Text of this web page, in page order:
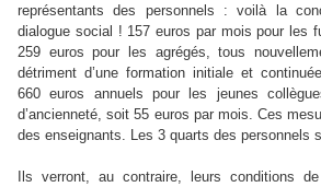
représentants des personnels : voilà la
dialogue social ! 157 euros par mois pour les
259 euros pour les agrégés, tous
détriment d’une formation initiale et
660 euros annuels pour les jeunes
d’ancienneté, soit 55 euros par mois. Ces
des enseignants. Les 3 quarts des personnels
Ils verront, au contraire, leurs conditions